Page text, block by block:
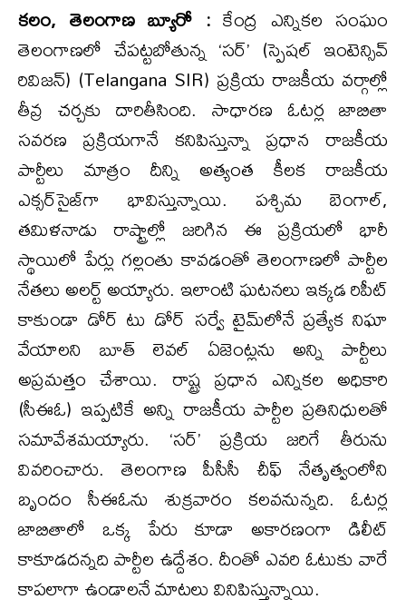
కలం, తెలంగాణ బ్యూరో :కేంద్ర ఎన్నికల సంఘం
తెలంగాణలో చేపట్టబోతున్న ‘సర్’ (స్పెషల్ ఇంటెన్సివ్
రివిజన్) (Telangana SIR) ప్రక్రియ రాజకీయ వర్గాల్లో
తీవ్ర చర్చకు దారితీసింది. సాధారణ ఓటర్ల జాబితా
సవరణ ప్రక్రియగానే కనిపిస్తున్నా ప్రధాన రాజకీయ
పార్టీలు మాత్రం దీన్ని అత్యంత కీలక రాజకీయ
ఎక్సర్‌సైజ్‌గా భావిస్తున్నాయి. పశ్చిమ బెంగాల్‌,
తమిళనాడు రాష్ట్రాల్లో జరిగిన ఈ ప్రక్రియలో భారీ
స్థాయిలో పేర్లు గల్లంతు కావడంతో తెలంగాణలో పార్టీల
నేతలు అలర్ట్ అయ్యారు. ఇలాంటి ఘటనలు ఇక్కడ రిపీట్
కాకుండా డోర్ టు డోర్ సర్వే టైమ్‌లోనే ప్రత్యేక నిఘా
వేయాలని బూత్ లెవల్ ఏజెంట్లను అన్ని పార్టీలు
అప్రమత్తం చేశాయి. రాష్ట్ర ప్రధాన ఎన్నికల అధికారి
(సీఈఓ) ఇప్పటికే అన్ని రాజకీయ పార్టీల ప్రతినిధులతో
సమావేశమయ్యారు. ‘సర్’ ప్రక్రియ జరిగే తీరును
వివరించారు. తెలంగాణ పీసీసీ చీఫ్ నేతృత్వంలోని
బృందం సీఈఓను శుక్రవారం కలవనున్నది. ఓటర్ల
జాబితాలో ఒక్క పేరు కూడా అకారణంగా డిలీట్
కాకూడదన్నది పార్టీల ఉద్దేశం. దీంతో ఎవరి ఓటుకు వారే
కాపలాగా ఉండాలనే మాటలు వినిపిస్తున్నాయి.